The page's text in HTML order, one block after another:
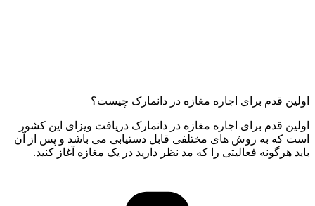
اولین قدم برای اجاره مغازه در دانمارک چیست؟
اولین قدم برای اجاره مغازه در دانمارک دریافت ویزای این کشور
است که به روش های مختلفی قابل دستیابی می باشد و پس از آن
باید هرگونه فعالیتی را که مد نظر دارید در یک مغازه آغاز کنید.